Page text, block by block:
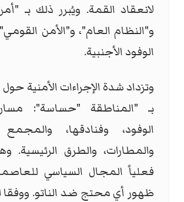
لانعقاد القمة. ويُبرر ذلك بـ
و"النظام العام"، و"الأمن
الوفود الأجنبية.
وتزداد شدة الإجراءات الأمنية
بـ "المناطقة "حساسة":
الوفود، وفنادقها، والمجمع
والمطارات، والطرق الرئيسية.
فعلياً المجال السياسي
ظهور أي محتج ضد الناتو.